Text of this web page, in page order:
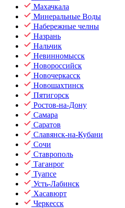
Махачкала
Минеральные Воды
Набережные челны
Назрань
Нальчик
Невинномысск
Новороссийск
Новочеркасск
Новошахтинск
Пятигорск
Ростов-на-Дону
Самара
Саратов
Славянск-на-Кубани
Сочи
Ставрополь
Таганрог
Туапсе
Усть-Лабинск
Хасавюрт
Черкесск